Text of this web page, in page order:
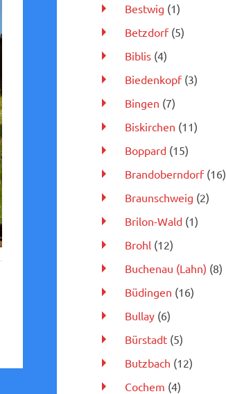
Bestwig (1)
Betzdorf(5)
Biblis(4)
Biedenkopf(3)
Bingen (7)
Biskirchen (11)
Boppard(15)
Brandoberndorf(16)
Braunschweig (2)
Brilon-Wald(1)
Brohl(12)
Buchenau (Lahn) (8)
Büdingen (16)
Bullay(6)
Bürstadt(5)
Butzbach (12)
Cochem (4)